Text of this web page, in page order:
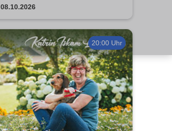
08.10.2026
20:00 Uhr